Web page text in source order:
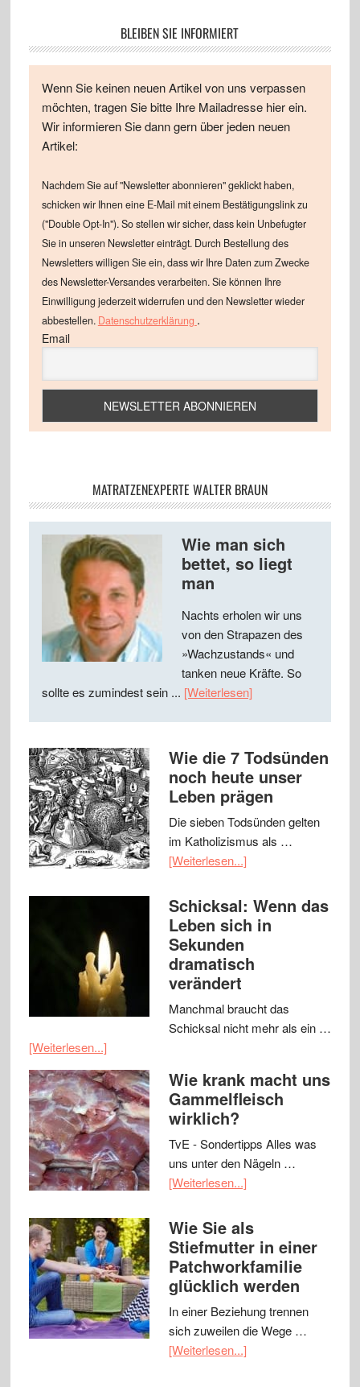
BLEIBEN SIE INFORMIERT
Wenn Sie keinen neuen Artikel von uns verpassen
möchten, tragen Sie bitte Ihre Mailadresse hier ein.
Wir informieren Sie dann gern über jeden neuen
Artikel:
Nachdem Sie auf "Newsletter abonnieren" geklickt haben,
schicken wir Ihnen eine E-Mail mit einem Bestätigungslink zu
("Double Opt-In"). So stellen wir sicher, dass kein Unbefugter
Sie in unseren Newsletter einträgt. Durch Bestellung des
Newsletters willigen Sie ein, dass wir Ihre Daten zum Zwecke
des Newsletter-Versandes verarbeiten. Sie können Ihre
Einwilligung jederzeit widerrufen und den Newsletter wieder
abbestellen. Datenschutzerklärung .
Email
MATRATZENEXPERTE WALTER BRAUN
Wie man sich
bettet, so liegt
man
Nachts erholen wir uns
von den Strapazen des
»Wachzustands« und
tanken neue Kräfte. So
sollte es zumindest sein ... [Weiterlesen]
Wie die 7 Todsünden
noch heute unser
Leben prägen
Die sieben Todsünden gelten
im Katholizismus als …
[Weiterlesen...]
Schicksal: Wenn das
Leben sich in
Sekunden
dramatisch
verändert
Manchmal braucht das
Schicksal nicht mehr als ein …
[Weiterlesen...]
Wie krank macht uns
Gammelfleisch
wirklich?
TvE - Sondertipps Alles was
uns unter den Nägeln …
[Weiterlesen...]
Wie Sie als
Stiefmutter in einer
Patchworkfamilie
glücklich werden
In einer Beziehung trennen
sich zuweilen die Wege …
[Weiterlesen...]